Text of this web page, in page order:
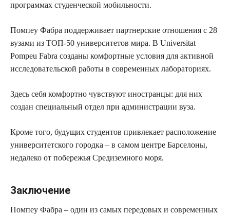
программах студенческой мобильности.
Помпеу Фабра поддерживает партнерские отношения с 28
вузами из ТОП-50 университетов мира. В Universitat
Pompeu Fabra созданы комфортные условия для активной
исследовательской работы в современных лабораториях.
Здесь себя комфортно чувствуют иностранцы: для них
создан специальный отдел при администрации вуза.
Кроме того, будущих студентов привлекает расположение
университетского городка – в самом центре Барселоны,
недалеко от побережья Средиземного моря.
Заключение
Помпеу Фабра – один из самых передовых и современных